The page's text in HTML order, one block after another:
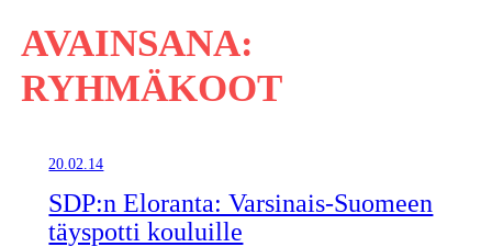
AVAINSANA:
RYHMÄKOOT
20.02.14
SDP:n Eloranta: Varsinais-Suomeen
täyspotti kouluille